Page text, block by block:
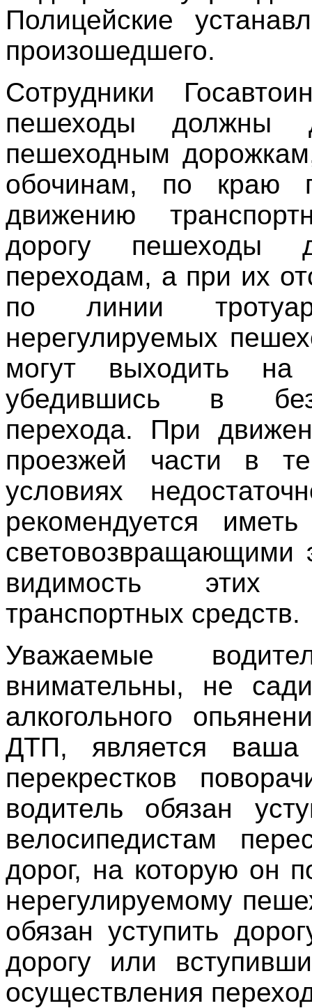
Полицейские
произошедшего.
Сотрудники
пешеходы должны
пешеходным
обочинам, по краю
движению
дорогу пешеходы
переходам, а при их
по линии
нерегулируемых
могут выходить на
убедившись в
перехода. При
проезжей части в
условиях
рекомендуется
световозвращающими
видимость этих
транспортных средств.
Уважаемые
внимательны, не
алкогольного
ДТП, является ваша
перекрестков
водитель обязан
велосипедистам
дорог, на которую он
нерегулируемому
обязан уступить
дорогу или
осуществления